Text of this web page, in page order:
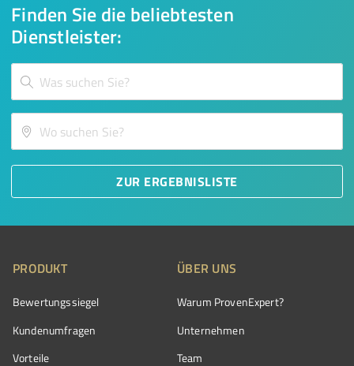
Finden Sie die beliebtesten
Dienstleister:
ZUR ERGEBNISLISTE
PRODUKT
Bewertungssiegel
Kundenumfragen
Vorteile
ÜBER UNS
Warum ProvenExpert?
Unternehmen
Team